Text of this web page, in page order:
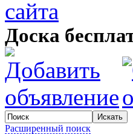
Доска
Расширенный поиск